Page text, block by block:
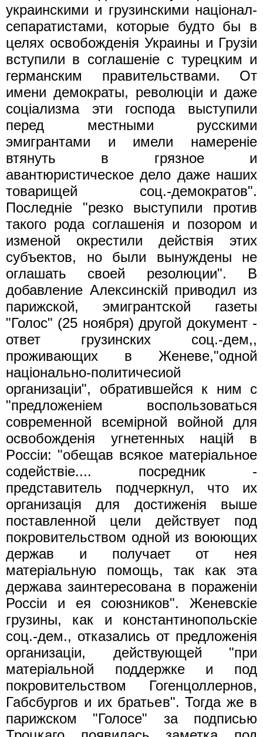
украинскими и грузинскими нацiонал-
сепаратистами, которые будто бы в
целях освобожденiя Украины и Грузiи
вступили в соглашенiе с турецким и
германским правительствами. От
имени демократы, революцiи и даже
соцiализма эти господа выступили
перед местными русскими
эмигрантами и имели намеренie
втянуть в грязное и
авантюристическое дело даже наших
товарищей соц.-демократов".
Последнiе "резко выступили против
такого рода соглашенiя и позором и
изменой окрестили действiя этих
субъектов, но были вынуждены не
оглашать своей резолюции". В
добавление Алексинскiй приводил из
парижской, эмигрантской газеты
"Голос" (25 ноября) другой документ -
ответ грузинских соц.-дем,,
проживающих в Женеве,"одной
нацiонально-политичесиой
организацiи", обратившейся к ним с
"предложенieм воспользоваться
современной всемiрной войной для
освобожденiя угнетенных нацiй в
Pocciи: "обещав всякое матерiальное
содействie.... посредник -
представитель подчеркнул, что их
организацiя для достиженiя выше
поставленной цели действует под
покровительством одной из воюющих
держав и получает от нея
матерiальную помощь, так как эта
держава заинтересована в пораженiи
Россiи и ея союзников". Женевскiе
грузины, как и константинопольскiе
соц.-дем., отказались от предложенiя
организацiи, действующей "при
матерiальной поддержке и под
покровительством Гогенцоллернов,
Габсбургов и их братьев". Тогда же в
парижском "Голосе" за подписью